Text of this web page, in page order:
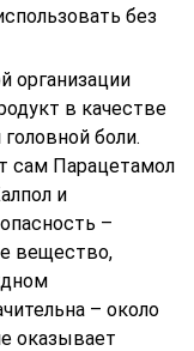
без
организации
в качестве
боли.
сам Парацетамол
и
–
вещество,
– около
оказывает